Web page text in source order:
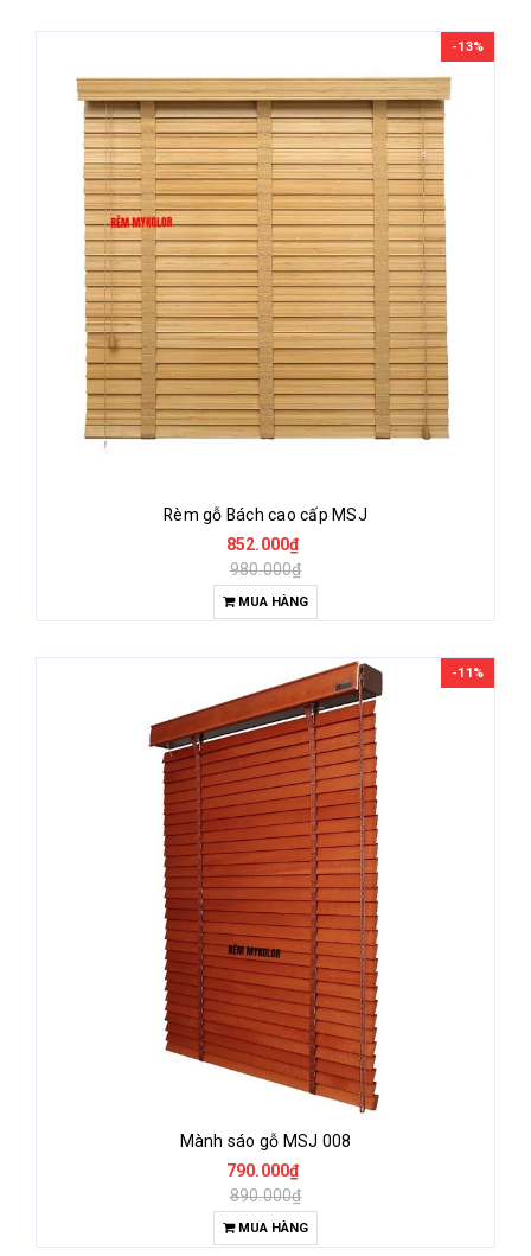
-13%
Rèm gỗ Bách cao cấp MSJ
852.000₫
980.000₫
MUA HÀNG
-11%
Mành sáo gỗ MSJ 008
790.000₫
890.000₫
MUA HÀNG